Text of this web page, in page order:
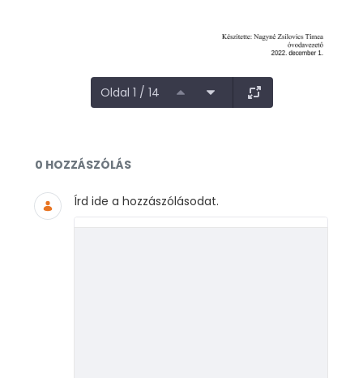
Oldal 1 / 14
Dokumentumok és médiafájlok
0 HOZZÁSZÓLÁS
Írd ide a hozzászólásodat.